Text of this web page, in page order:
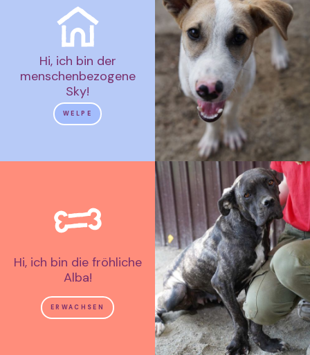
Hi, ich bin der
menschenbezogene
Sky!
WELPE
Hi, ich bin die fröhliche
Alba!
ERWACHSEN